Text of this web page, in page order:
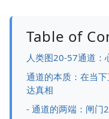
Table of
人类图20-57通道：
通道的本质：在当
达真相
- 通道的两端：闸门